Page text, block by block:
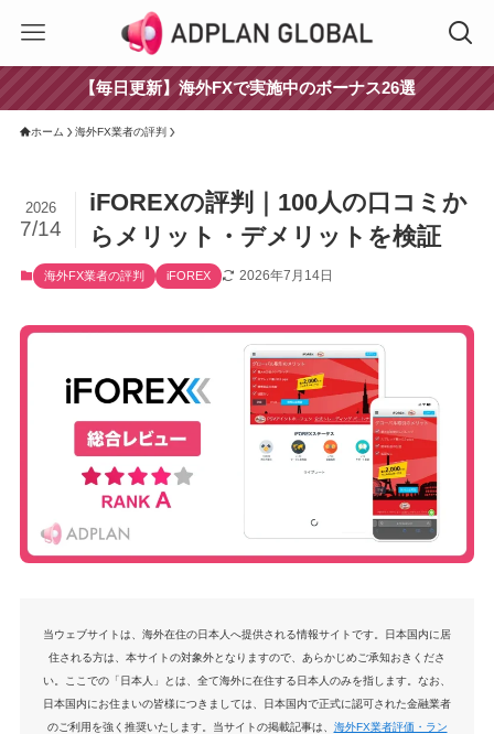
【毎日更新】海外FXで実施中のボーナス26選
ホーム 海外FX業者の評判
iFOREXの評判｜100人の口コミか
らメリット・デメリットを検証
2026
7/14
海外FX業者の評判 iFOREX 2026年7月14日
当ウェブサイトは、海外在住の日本人へ提供される情報サイトです。日本国内に居
住される方は、本サイトの対象外となりますので、あらかじめご承知おきくださ
い。ここでの「日本人」とは、全て海外に在住する日本人のみを指します。なお、
日本国内にお住まいの皆様につきましては、日本国内で正式に認可された金融業者
のご利用を強く推奨いたします。当サイトの掲載記事は、 海外FX業者評価・ラン